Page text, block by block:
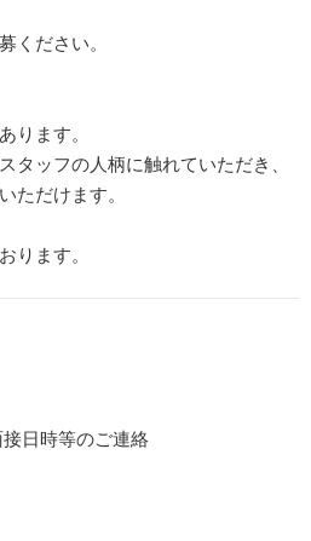
ください。
ります。
タッフの人柄に触れていただき、
ただけます。
ります。
接日時等のご連絡